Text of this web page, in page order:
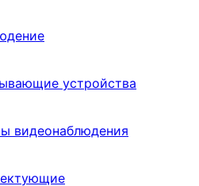
устройства
видеонаблюдения